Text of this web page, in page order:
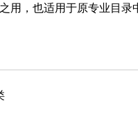
用，也适用于原专业目